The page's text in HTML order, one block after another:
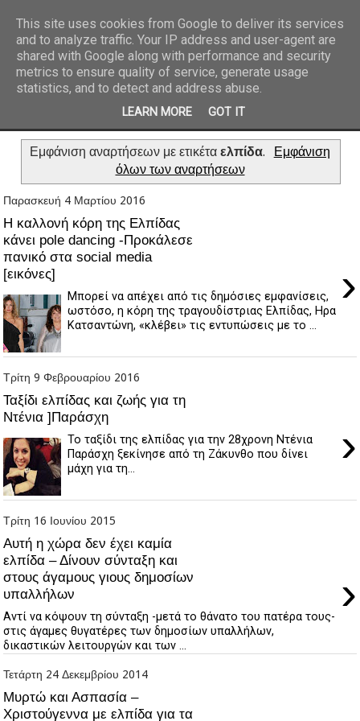
REPORTAZ NET
Εμφάνιση αναρτήσεων με ετικέταελπίδα.
Εμφάνιση
όλων των αναρτήσεων
Παρασκευή 4 Μαρτίου 2016
Η καλλονή κόρη της Ελπίδας
κάνει pole dancing -Προκάλεσε
πανικό στα social media
[εικόνες]
›
Μπορεί να απέχει από τις δημόσιες εμφανίσεις,
ωστόσο, η κόρη της τραγουδίστριας Ελπίδας, Ηρα
Κατσαντώνη, «κλέβει» τις εντυπώσεις με το ...
Τρίτη 9 Φεβρουαρίου 2016
Ταξίδι ελπίδας και ζωής για τη
Ντένια ]Παράσχη
›
Το ταξίδι της ελπίδας για την 28χρονη Ντένια
Παράσχη ξεκίνησε από τη Ζάκυνθο που δίνει
μάχη για τη...
Τρίτη 16 Ιουνίου 2015
Αυτή η χώρα δεν έχει καμία
ελπίδα – Δίνουν σύνταξη και
στους άγαμους γιους δημοσίων
υπαλλήλων
›
Αντί να κόψουν τη σύνταξη -μετά το θάνατο του πατέρα τους-
στις άγαμες θυγατέρες των δημοσίων υπαλλήλων,
δικαστικών λειτουργών και των ...
Τετάρτη 24 Δεκεμβρίου 2014
Μυρτώ και Ασπασία –
Χριστούγεννα με ελπίδα για τα
This site uses cookies from Google to deliver its services
and to analyze traffic. Your IP address and user-agent are
shared with Google along with performance and security
metrics to ensure quality of service, generate usage
statistics, and to detect and address abuse.
LEARN MORE GOT IT